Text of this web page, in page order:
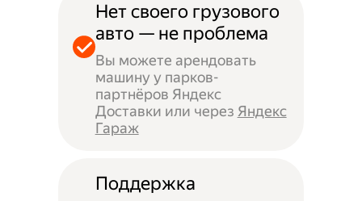
Нет своего грузового
авто — не проблема
Вы можете арендовать
машину у парков-
партнёров Яндекс
Доставки или через Яндекс
Гараж
Поддержка